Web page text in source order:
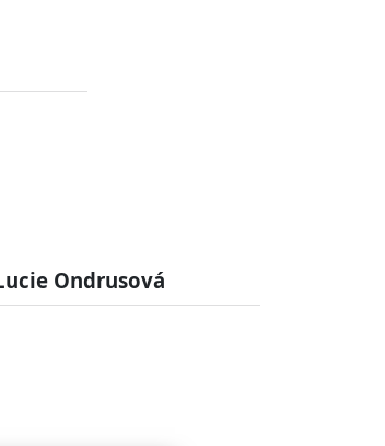
Ondrusová